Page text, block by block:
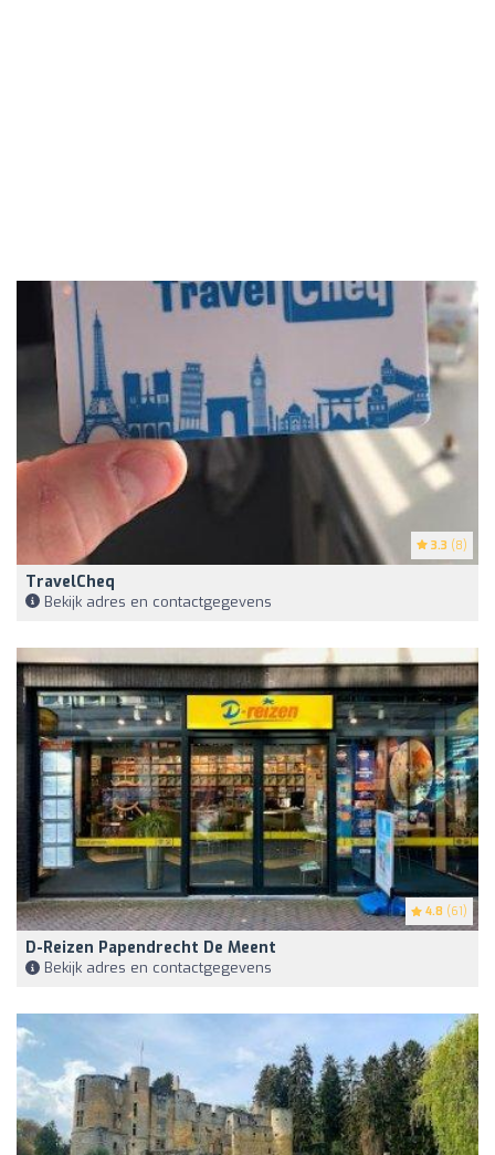
3.3 (8)
TravelCheq
Bekijk adres en contactgegevens
4.8 (61)
D-Reizen Papendrecht De Meent
Bekijk adres en contactgegevens